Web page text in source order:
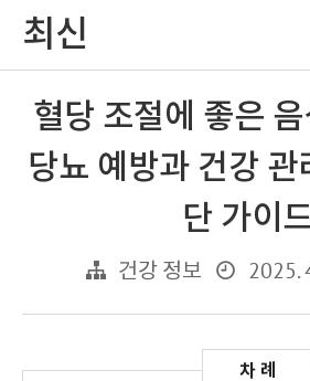
최신
혈당 조절에 좋은
당뇨 예방과 건강 관
단 가이
건강 정보 2025.